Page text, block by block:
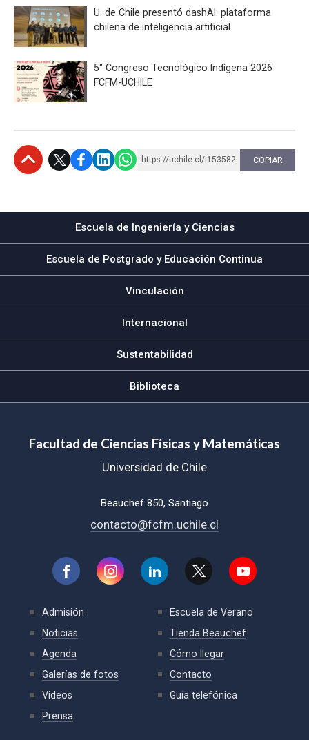
U. de Chile presentó dashAI: plataforma
chilena de inteligencia artificial
5° Congreso Tecnológico Indígena 2026
FCFM-UCHILE
https://uchile.cl/i153582 COPIAR
Escuela de Ingeniería y Ciencias
Escuela de Postgrado y Educación Continua
Vinculación
Internacional
Sustentabilidad
Biblioteca
Facultad de Ciencias Físicas y Matemáticas
Universidad de Chile
Beauchef 850, Santiago
contacto@fcfm.uchile.cl
Admisión
Noticias
Agenda
Galerías de fotos
Videos
Prensa
Escuela de Verano
Tienda Beauchef
Cómo llegar
Contacto
Guía telefónica